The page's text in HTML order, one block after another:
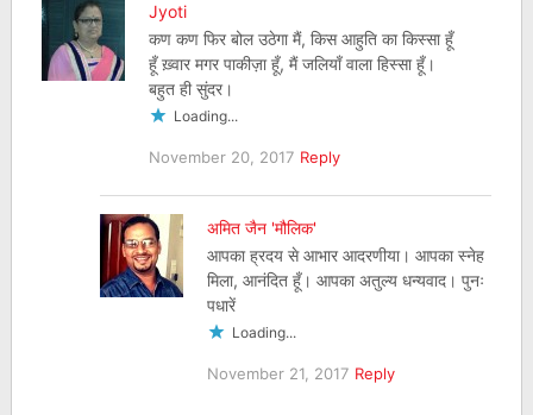
Jyoti
कण कण फिर बोल उठेगा मैं, किस आहुति का किस्सा हूँ
हूँ ख़्वार मगर पाकीज़ा हूँ, मैं जलियाँ वाला हिस्सा हूँ।
बहुत ही सुंदर।
Loading...
November 20, 2017 Reply
अमित जैन 'मौलिक'
आपका ह्रदय से आभार आदरणीया। आपका स्नेह
मिला, आनंदित हूँ। आपका अतुल्य धन्यवाद। पुनः
पधारें
Loading...
November 21, 2017 Reply